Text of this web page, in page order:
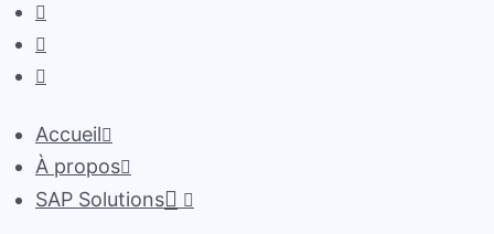
Accueil
À propos
SAP Solutions